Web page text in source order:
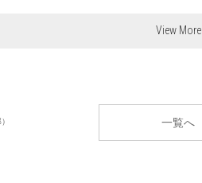
View More
一覧へ